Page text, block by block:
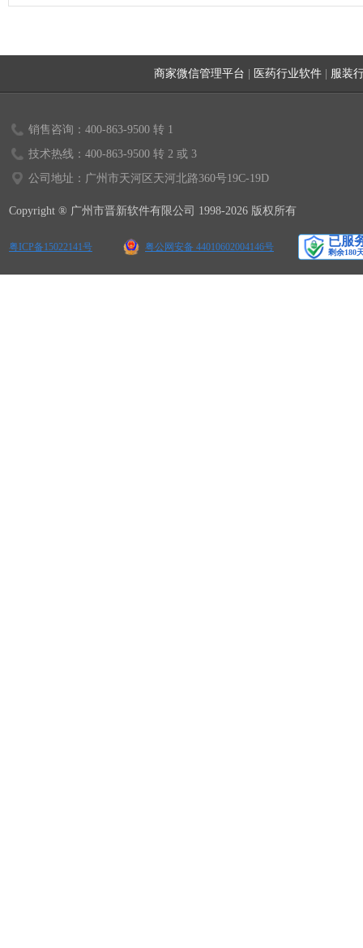
商家微信管理平台 医药行业软件| 服装
销售咨询：400-863-9500 转 1
技术热线：400-863-9500 转 2 或 3
公司地址：广州市天河区天河北路360号19C-19D
Copyright ® 广州市晋新软件有限公司 1998-2026 版权所有
粤ICP备15022141号 粤公网安备 44010602004146号